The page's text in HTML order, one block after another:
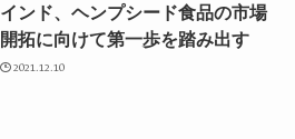
インド、ヘンプシード食品の市場
開拓に向けて第一歩を踏み出す
2021.12.10